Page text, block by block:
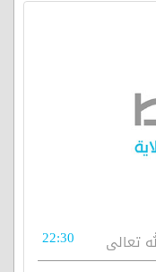
22:30